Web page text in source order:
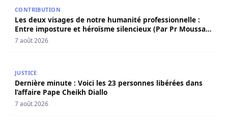
CONTRIBUTION
Les deux visages de notre humanité professionnelle :
Entre imposture et héroïsme silencieux (Par Pr Moussa
Seydi)
7 août 2026
JUSTICE
Dernière minute : Voici les 23 personnes libérées dans
l’affaire Pape Cheikh Diallo
7 août 2026